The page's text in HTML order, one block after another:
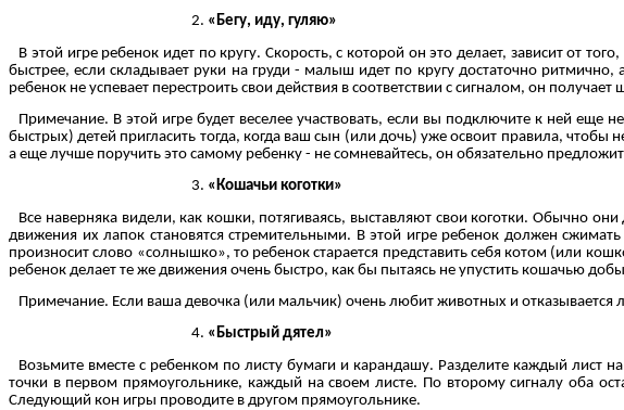
«Бегу, иду, гуляю»
В этой игре ребенок идет по кругу. Скорость, с которой он это делает, зависит от
быстрее, если складывает руки на груди - малыш идет по кругу достаточно
ребенок не успевает перестроить свои действия в соответствии с сигналом, он
Примечание. В этой игре будет веселее участвовать, если вы подключите к ней
быстрых) детей пригласить тогда, когда ваш сын (или дочь) уже освоит правила,
а еще лучше поручить это самому ребенку - не сомневайтесь, он обязательно
«Кошачьи коготки»
Все наверняка видели, как кошки, потягиваясь, выставляют свои коготки. Обычно
движения их лапок становятся стремительными. В этой игре ребенок должен
произносит слово «солнышко», то ребенок старается представить себя котом (или
ребенок делает те же движения очень быстро, как бы пытаясь не упустить кошачью
Примечание. Если ваша девочка (или мальчик) очень любит животных и
«Быстрый дятел»
Возьмите вместе с ребенком по листу бумаги и карандашу. Разделите каждый лист
точки в первом прямоугольнике, каждый на своем листе. По второму сигналу оба
Следующий кон игры проводите в другом прямоугольнике.